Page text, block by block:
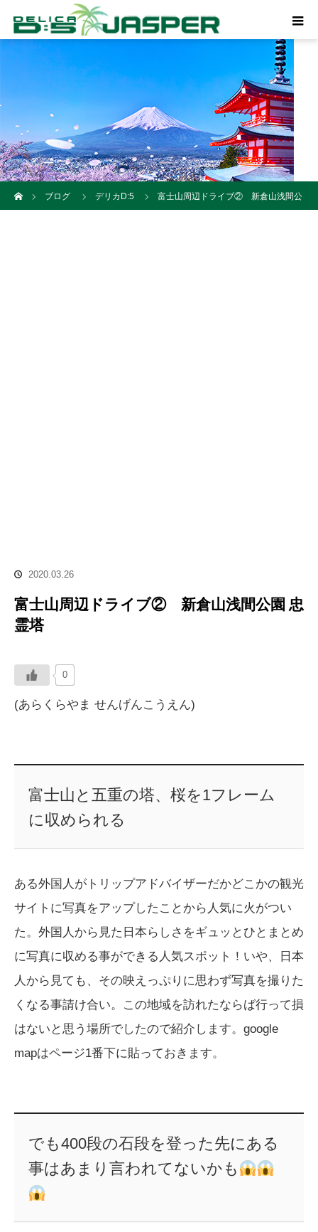
ブログ
デリカD:5 富士山周辺ドライブ② 新倉山浅間公
2020.03.26
富士山周辺ドライブ② 新倉山浅間公園 忠
霊塔
0
(あらくらやま せんげんこうえん)
富士山と五重の塔、桜を1フレーム
に収められる
ある外国人がトリップアドバイザーだかどこかの観光
サイトに写真をアップしたことから人気に火がつい
た。外国人から見た日本らしさをギュッとひとまとめ
に写真に収める事ができる人気スポット！いや、日本
人から見ても、その映えっぷりに思わず写真を撮りた
くなる事請け合い。この地域を訪れたならば行って損
はないと思う場所でしたので紹介します。google
mapはページ1番下に貼っておきます。
でも400段の石段を登った先にある
事はあまり言われてないかも